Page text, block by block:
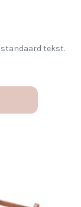
standaard tekst.